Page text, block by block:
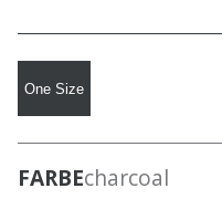
One Size
FARBEcharcoal